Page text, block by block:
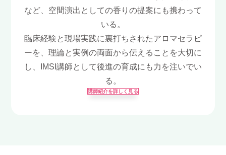
など、空間演出としての香りの提案にも携わって
いる。
臨床経験と現場実践に裏打ちされたアロマセラピ
ーを、理論と実例の両面から伝えることを大切に
し、IMSI講師として後進の育成にも力を注いでい
る。
講師紹介を詳しく見る